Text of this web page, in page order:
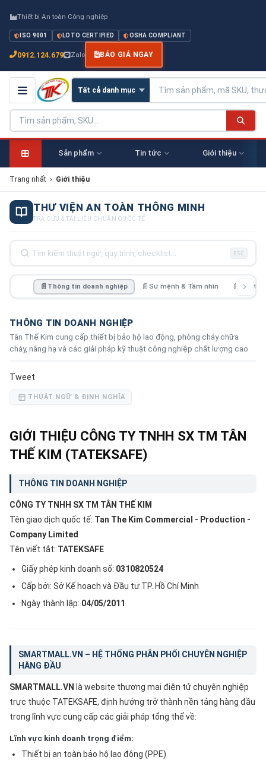
Thiết bị An toàn Công nghiệp
ISO 9001 LOTO CERTIFIED OSHA COMPLIANT
0912.124.679 Zalo BÁO GIÁ NGAY
Sản phẩm Tin tức Giới thiệu
Trang nhất › Giới thiệu
THƯ VIỆN AN TOÀN THÔNG MINH
TRA CỨU & TÀI LIỆU CHUẨN QUỐC TẾ
ESC
📄 Thông tin doanh nghiệp 📄 Sứ mệnh & Tầm nhìn 📄 Quy
THÔNG TIN DOANH NGHIỆP
Tân Thế Kim cung cấp thiết bị bảo hộ lao động, phòng cháy chữa
cháy, nâng hạ và các giải pháp kỹ thuật công nghiệp chất lượng cao
Tweet
THUẬT NGỮ & ĐỊNH NGHĨA
GIỚI THIỆU CÔNG TY TNHH SX TM TÂN
THẾ KIM (TATEKSAFE)
THÔNG TIN DOANH NGHIỆP
CÔNG TY TNHH SX TM TÂN THẾ KIM
Tên giao dịch quốc tế: Tan The Kim Commercial - Production -
Company Limited
Tên viết tắt: TATEKSAFE
Giấy phép kinh doanh số: 0310820524
Cấp bởi: Sở Kế hoạch và Đầu tư TP. Hồ Chí Minh
Ngày thành lập: 04/05/2011
SMARTMALL.VN – HỆ THỐNG PHÂN PHỐI CHUYÊN NGHIỆP
HÀNG ĐẦU
SMARTMALL.VN là website thương mại điện tử chuyên nghiệp
trực thuộc TATEKSAFE, định hướng trở thành nền tảng hàng đầu
trong lĩnh vực cung cấp các giải pháp tổng thể về:
Lĩnh vực kinh doanh trọng điểm:
Thiết bị an toàn bảo hộ lao động (PPE)